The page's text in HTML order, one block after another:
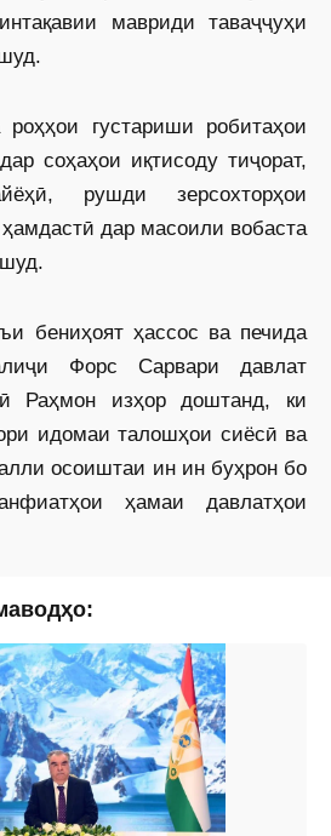
мавриди таваҷҷуҳи
густариши робитаҳои
соҳаҳои иқтисоду тиҷорат,
рушди зерсохторҳои
дар масоили вобаста
бениҳоят ҳассос ва печида
Форс Сарвари давлат
Раҳмон изҳор доштанд, ки
идомаи талошҳои сиёсӣ ва
осоиштаи ин ин буҳрон бо
ҳамаи давлатҳои